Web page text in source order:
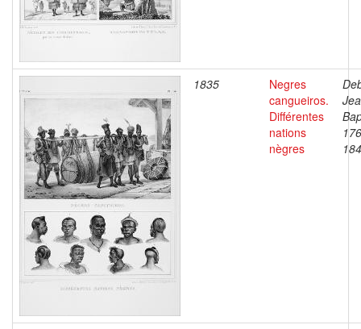
1835
Negres
cangueiros.
Différentes
nations
nègres